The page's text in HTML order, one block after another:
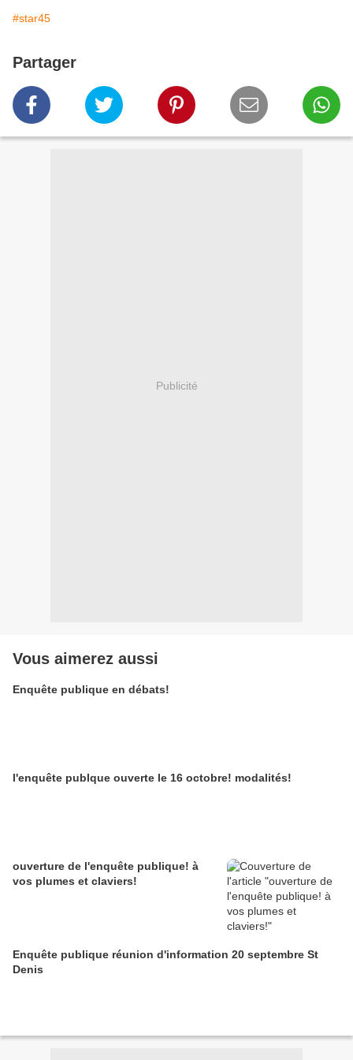
#star45
Partager
Publicité
Vous aimerez aussi
Enquête publique en débats!
l'enquête publque ouverte le 16 octobre! modalités!
ouverture de l'enquête publique! à
vos plumes et claviers!
Enquête publique réunion d'information 20 septembre St
Denis